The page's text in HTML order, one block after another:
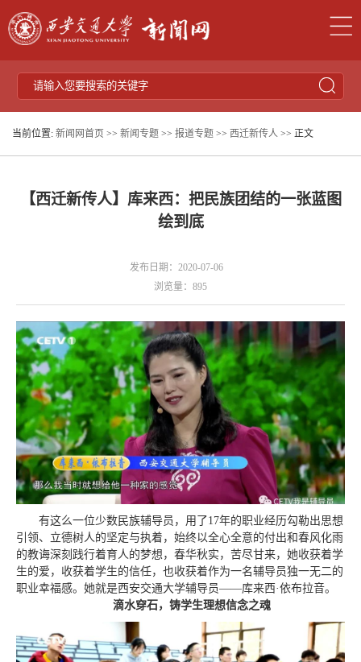
当前位置: 新闻网首页 >> 新闻专题 >> 报道专题 >> 西迁新传人 >> 正文
【西迁新传人】库来西：把民族团结的一张蓝图
绘到底
发布日期：2020-07-06
浏览量： 895
有这么一位少数民族辅导员，用了17年的职业经历勾勒出思想
引领、立德树人的坚定与执着，始终以全心全意的付出和春风化雨
的教诲深刻践行着育人的梦想，春华秋实，苦尽甘来，她收获着学
生的爱，收获着学生的信任，也收获着作为一名辅导员独一无二的
职业幸福感。她就是西安交通大学辅导员——库来西·依布拉音。
滴水穿石，铸学生理想信念之魂